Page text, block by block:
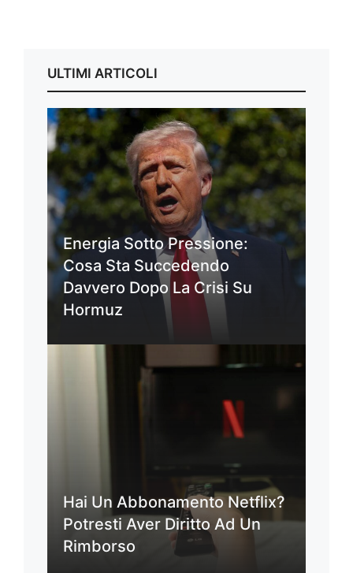
ULTIMI ARTICOLI
Energia Sotto Pressione:
Cosa Sta Succedendo
Davvero Dopo La Crisi Su
Hormuz
Hai Un Abbonamento Netflix?
Potresti Aver Diritto Ad Un
Rimborso